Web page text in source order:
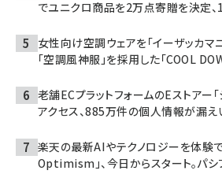
でユニクロ商品を2万点寄贈を決定
女性向け空調ウェアを「イーザッカマ
「空調風神服」を採用した「COOL
老舗ECプラットフォームのEストアー
アクセス、885万件の個人情報が漏え
楽天の最新AIやテクノロジーを体験
Optimism」、今日からスタート。パ